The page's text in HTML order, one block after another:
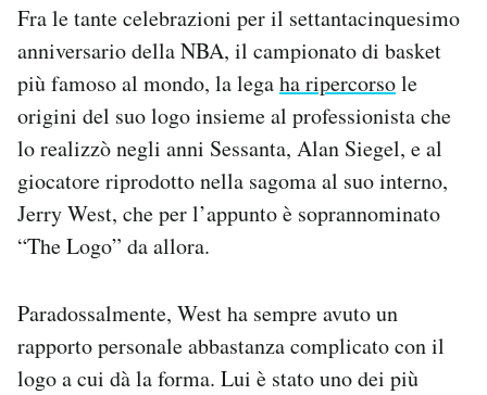
CALENDARIO
AREA PERSONALE
Area Personale
Newsletter
Regala il Post
Esci
Fra le tante celebrazioni per il settantacinquesimo
anniversario della NBA, il campionato di basket
più famoso al mondo, la legaha ripercorsole
origini del suo logo insieme al professionista che
lo realizzò negli anni Sessanta, Alan Siegel, e al
giocatore riprodotto nella sagoma al suo interno,
Jerry West, che per l’appunto è soprannominato
“The Logo” da allora.
Paradossalmente, West ha sempre avuto un
rapporto personale abbastanza complicato con il
logo a cui dà la forma. Lui è stato uno dei più